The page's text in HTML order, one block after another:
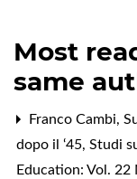
Most
same
Franco Cambi,
dopo il ‘45, Studi
Education: Vol. 22